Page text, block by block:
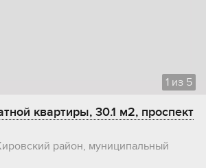
1 из 5
квартиры, 30.1 м2, проспект
район, муниципальный